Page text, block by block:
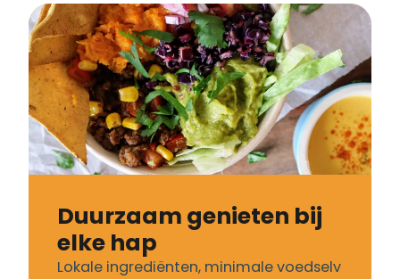
Duurzaam genieten bij
elke hap
Lokale ingrediënten, minimale voedselv